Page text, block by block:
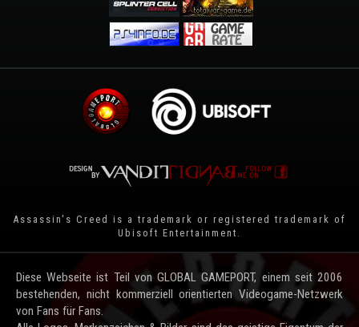
Assassin's Creed is a trademark or registered trademark of
Ubisoft Entertainment
Diese Webseite ist Teil von GLOBAL GAMEPORT, einem seit 2006
bestehenden, nicht kommerziell orientierten Videogame-Netzwerk
von Fans für Fans.